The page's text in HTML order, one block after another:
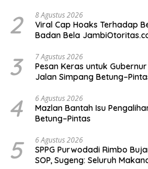
2 8 Agustus 2026
Viral Cap Hoaks Terhadap
Badan Bela
3 7 Agustus 2026
Pesan Keras untuk
Jalan Simpang
4 6 Agustus 2026
Mazlan Bantah Isu
Betung–Pintas
5 6 Agustus 2026
SPPG Purwodadi Rimbo
SOP, Sugeng: Seluruh